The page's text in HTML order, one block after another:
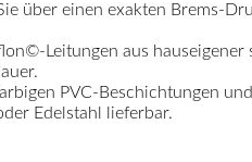
über einen exakten Brems-
Leitungen aus hauseigener
PVC-Beschichtungen
Edelstahl lieferbar.